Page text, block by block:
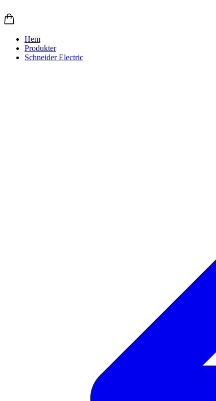
Hem
Produkter
Schneider Electric